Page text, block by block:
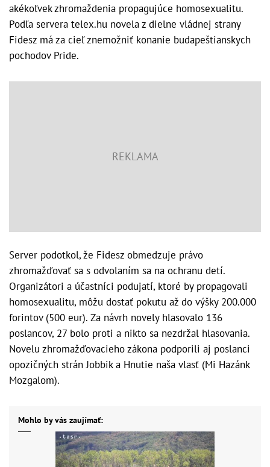
akékoľvek zhromaždenia propagujúce homosexualitu.
Podľa servera telex.hu novela z dielne vládnej strany
Fidesz má za cieľ znemožniť konanie budapeštianskych
pochodov Pride.
Server podotkol, že Fidesz obmedzuje právo
zhromažďovať sa s odvolaním sa na ochranu detí.
Organizátori a účastníci podujatí, ktoré by propagovali
homosexualitu, môžu dostať pokutu až do výšky 200.000
forintov (500 eur). Za návrh novely hlasovalo 136
poslancov, 27 bolo proti a nikto sa nezdržal hlasovania.
Novelu zhromažďovacieho zákona podporili aj poslanci
opozičných strán Jobbik a Hnutie naša vlasť (Mi Hazánk
Mozgalom).
Mohlo by vás zaujímať: